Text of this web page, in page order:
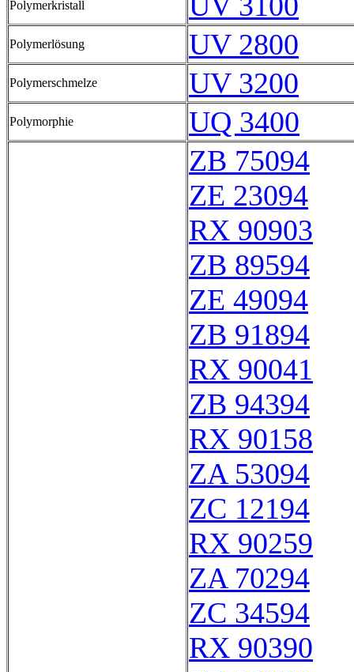
Polymerkristall
Polymerlösung UV 2800
Polymerschmelze UV 3200
Polymorphie
UQ 3400
ZB 75094
ZE 23094
RX 90903
ZB 89594
ZE 49094
ZB 91894
RX 90041
ZB 94394
RX 90158
ZA 53094
ZC 12194
RX 90259
ZA 70294
ZC 34594
RX 90390